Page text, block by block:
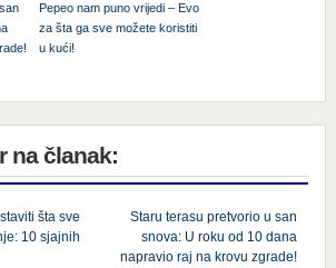
Pepeo nam puno vrijedi – Evo
za šta ga sve možete koristiti
u kući!
na članak:
šta sve
10 sjajnih
Staru terasu pretvorio u san
snova: U roku od 10 dana
napravio raj na krovu zgrade!